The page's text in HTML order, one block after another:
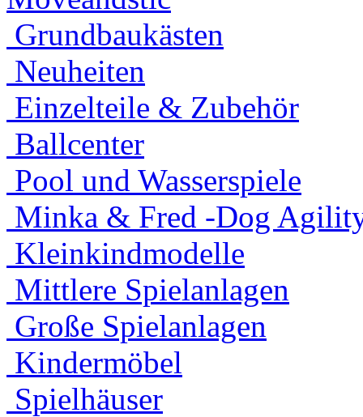
Grundbaukästen
Neuheiten
Einzelteile & Zubehör
Ballcenter
Pool und Wasserspiele
Minka & Fred -Dog
Kleinkindmodelle
Mittlere Spielanlagen
Große Spielanlagen
Kindermöbel
Spielhäuser